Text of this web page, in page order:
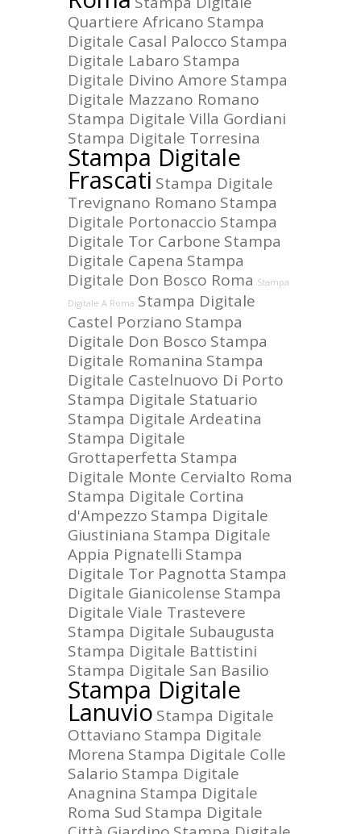
Quartiere Africano Stampa
Digitale Casal Palocco Stampa
Digitale Labaro Stampa
Digitale Divino Amore Stampa
Digitale Mazzano Romano
Stampa Digitale Villa Gordiani
Stampa Digitale Torresina
Stampa Digitale
Frascati Stampa Digitale
Trevignano Romano Stampa
Digitale Portonaccio Stampa
Digitale Tor Carbone Stampa
Digitale Capena Stampa
Digitale Don Bosco Roma Stampa
Digitale A Roma Stampa Digitale
Castel Porziano Stampa
Digitale Don Bosco Stampa
Digitale Romanina Stampa
Digitale Castelnuovo Di Porto
Stampa Digitale Statuario
Stampa Digitale Ardeatina
Stampa Digitale
Grottaperfetta Stampa
Digitale Monte Cervialto Roma
Stampa Digitale Cortina
d'Ampezzo Stampa Digitale
Giustiniana Stampa Digitale
Appia Pignatelli Stampa
Digitale Tor Pagnotta Stampa
Digitale Gianicolense Stampa
Digitale Viale Trastevere
Stampa Digitale Subaugusta
Stampa Digitale Battistini
Stampa Digitale San Basilio
Stampa Digitale
Lanuvio Stampa Digitale
Ottaviano Stampa Digitale
Morena Stampa Digitale Colle
Salario Stampa Digitale
Anagnina Stampa Digitale
Roma Sud Stampa Digitale